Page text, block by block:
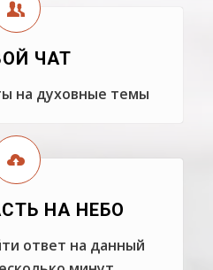
ЧАТ
на духовные темы
НА НЕБО
ответ на данный